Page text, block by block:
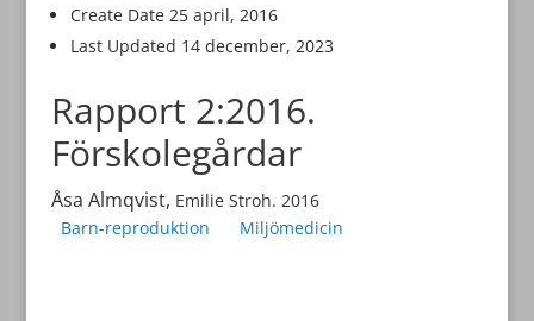
Create Date25 april, 2016
Last Updated 14 december, 2023
Rapport 2:2016.
Förskolegårdar
Åsa Almqvist, Emilie Stroh. 2016
Barn-reproduktion
Miljömedicin